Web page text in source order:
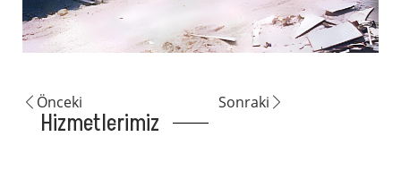
Önceki Sonraki
Hizmetlerimiz